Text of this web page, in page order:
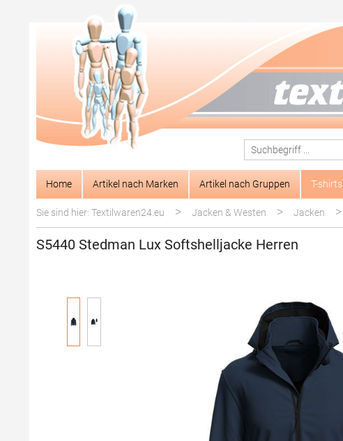
Zur Hauptnavigation springen
Home Artikel nach Marken Artikel nach Gruppen T-shirts
Sie sind hier: Textilwaren24.eu > Jacken & Westen > Jacken >
S5440 Stedman Lux Softshelljacke Herren